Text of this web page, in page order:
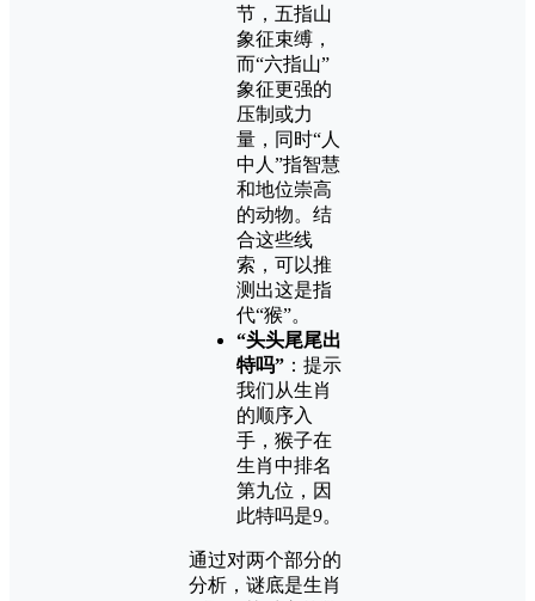
节，五指山
象征束缚，
而“六指山”
象征更强的
压制或力
量，同时“人
中人”指智慧
和地位崇高
的动物。结
合这些线
索，可以推
测出这是指
代“猴”。
“头头尾尾出
特吗” ：提示
我们从生肖
的顺序入
手，猴子在
生肖中排名
第九位，因
此特吗是9。
通过对两个部分的
分析，谜底是生肖